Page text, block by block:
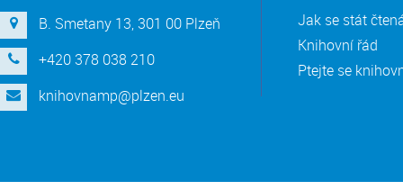
B. Smetany 13, 301 00 Plzeň
+420 378 038 210
knihovnamp@plzen.eu
Jak se stát
Knihovní řád
Ptejte se